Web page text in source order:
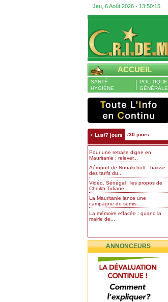
Jeu, 6 Août 2026 - 13:50:16
ACCUEIL
SANTÉ
HYGIÈNE
POLITIQUE
GÉNÉRALE
+ Lus/7 jours /30 jours
Pour une retraite digne en
Mauritanie : relever...
Aéroport de Nouakchott : baisse
des tarifs du...
Vidéo. Sénégal : les propos de
Cheikh Tidiane...
La Mauritanie lance une
campagne de semis...
La mémoire effacée : quand la
mairie de...
ANNONCEURS